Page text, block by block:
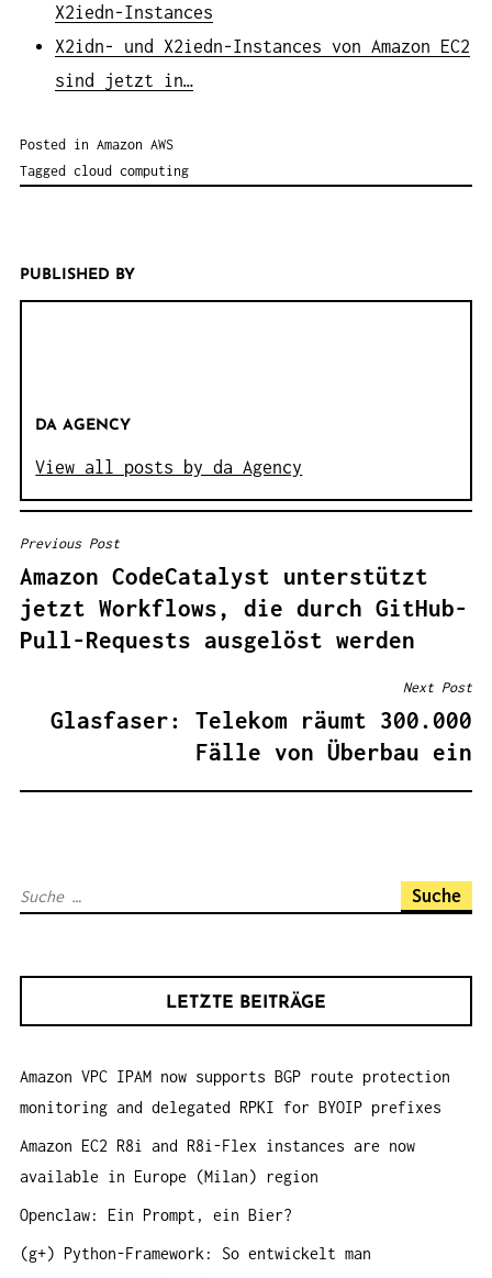
X2iedn-Instances
X2idn- und X2iedn-Instances von Amazon EC2
sind jetzt in…
Posted in Amazon AWS
Tagged cloud computing
PUBLISHED BY
DA AGENCY
View all posts by da Agency
B
E
I
T
I
I
Previous Post
Amazon CodeCatalyst unterstützt
jetzt Workflows, die durch GitHub-
Pull-Requests ausgelöst werden
Next Post
Glasfaser: Telekom räumt 300.000
Fälle von Überbau ein
S
a
c
h
:
LETZTE BEITRÄGE
Amazon VPC IPAM now supports BGP route protection
monitoring and delegated RPKI for BYOIP prefixes
Amazon EC2 R8i and R8i-Flex instances are now
available in Europe (Milan) region
Openclaw: Ein Prompt, ein Bier?
(g+) Python-Framework: So entwickelt man